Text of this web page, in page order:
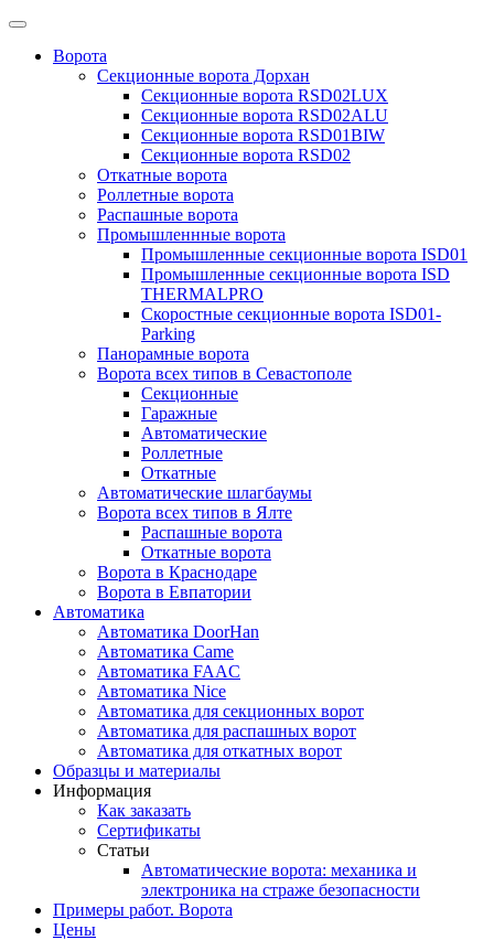
Ворота
Секционные ворота Дорхан
Секционные ворота RSD02LUX
Секционные ворота RSD02ALU
Секционные ворота RSD01BIW
Секционные ворота RSD02
Откатные ворота
Роллетные ворота
Распашные ворота
Промышленнные ворота
Промышленные секционные ворота ISD01
Промышленные секционные ворота ISD
THERMALPRO
Скоростные секционные ворота ISD01-
Parking
Панорамные ворота
Ворота всех типов в Севастополе
Секционные
Гаражные
Автоматические
Роллетные
Откатные
Автоматические шлагбаумы
Ворота всех типов в Ялте
Распашные ворота
Откатные ворота
Ворота в Краснодаре
Ворота в Евпатории
Автоматика
Автоматика DoorHan
Автоматика Came
Автоматика FAAC
Автоматика Nice
Автоматика для секционных ворот
Автоматика для распашных ворот
Автоматика для откатных ворот
Образцы и материалы
Информация
Как заказать
Сертификаты
Статьи
Автоматические ворота: механика и
электроника на страже безопасности
Примеры работ. Ворота
Цены